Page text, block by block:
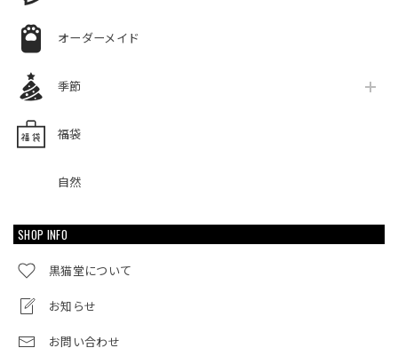
オーダーメイド
季節
福袋
自然
SHOP INFO
黒猫堂について
お知らせ
お問い合わせ